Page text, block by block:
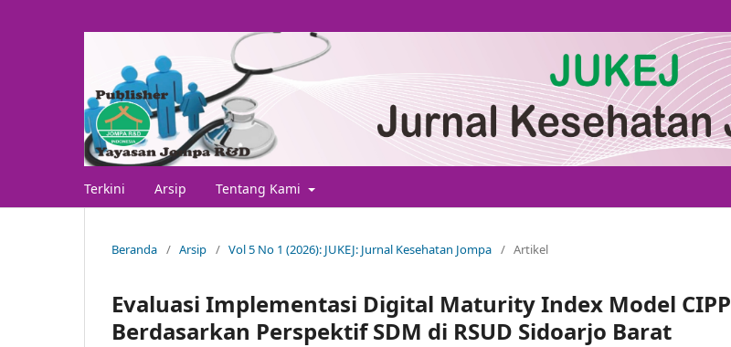
Terkini Arsip Tentang Kami
Beranda / Arsip / Vol 5 No 1 (2026): JUKEJ: Jurnal Kesehatan Jompa / Artikel
Evaluasi Implementasi Digital Maturity Index Model CIPP
Berdasarkan Perspektif SDM di RSUD Sidoarjo Barat